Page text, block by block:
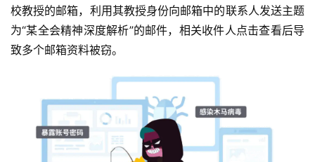
校教授的邮箱，利用其教授身份向邮箱中的联系人发送主题
为“某全会精神深度解析”的邮件，相关收件人点击查看后导
致多个邮箱资料被窃。